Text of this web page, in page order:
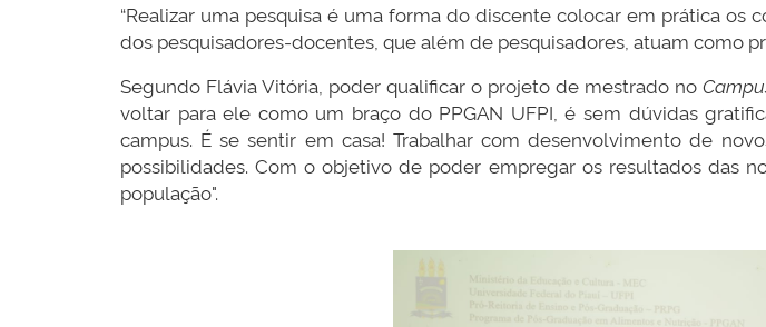
“Realizar uma pesquisa é uma forma do discente colocar em prática
dos pesquisadores-docentes, que além de pesquisadores, atuam como
Segundo Flávia Vitória, poder qualificar o projeto de mestrado no
voltar para ele como um braço do PPGAN UFPI, é sem dúvidas
campus. É se sentir em casa! Trabalhar com desenvolvimento de
possibilidades. Com o objetivo de poder empregar os resultados das
população".